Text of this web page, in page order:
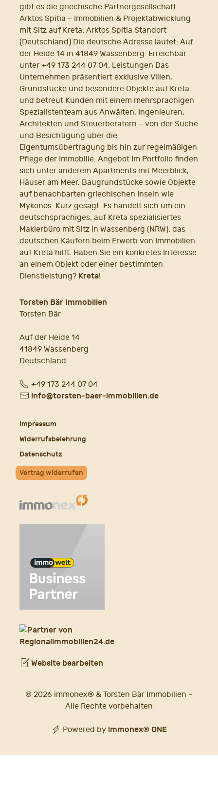
gibt es die griechische Partnergesellschaft:
Arktos Spitia – Immobilien & Projektabwicklung
mit Sitz auf Kreta. Arktos Spitia Standort
(Deutschland) Die deutsche Adresse lautet: Auf
der Heide 14 in 41849 Wassenberg. Erreichbar
unter +49 173 244 07 04. Leistungen Das
Unternehmen präsentiert exklusive Villen,
Grundstücke und besondere Objekte auf Kreta
und betreut Kunden mit einem mehrsprachigen
Spezialistenteam aus Anwälten, Ingenieuren,
Architekten und Steuerberatern – von der Suche
und Besichtigung über die
Eigentumsübertragung bis hin zur regelmäßigen
Pflege der Immobilie. Angebot Im Portfolio finden
sich unter anderem Apartments mit Meerblick,
Häuser am Meer, Baugrundstücke sowie Objekte
auf benachbarten griechischen Inseln wie
Mykonos. Kurz gesagt: Es handelt sich um ein
deutschsprachiges, auf Kreta spezialisiertes
Maklerbüro mit Sitz in Wassenberg (NRW), das
deutschen Käufern beim Erwerb von Immobilien
auf Kreta hilft. Haben Sie ein konkretes Interesse
an einem Objekt oder einer bestimmten
Dienstleistung? Kreta!
Torsten Bär Immobilien
Torsten Bär
Auf der Heide 14
41849 Wassenberg
Deutschland
Fon+49 173 244 07 04
E- info@torsten-baer-immobilien.de
Impressum
Widerrufsbelehrung
Datenschutz
Vertrag widerrufen
Website bearbeiten
© 2026 immonex® & Torsten Bär Immobilien –
Alle Rechte vorbehalten
Powered by immonex® ONE